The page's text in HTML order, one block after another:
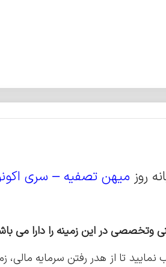
میهن تصفیه – سری
وتخصصی در این زمینه را دارا می
تا از هدر رفتن سرمایه مالی،